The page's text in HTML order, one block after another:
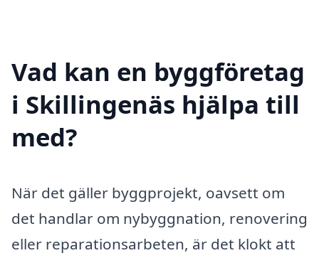
Vad kan en byggföretag
i Skillingenäs hjälpa till
med?
När det gäller byggprojekt, oavsett om
det handlar om nybyggnation, renovering
eller reparationsarbeten, är det klokt att